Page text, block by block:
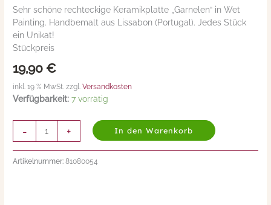
Sehr schöne rechteckige Keramikplatte „Garnelen“ in Wet
Painting. Handbemalt aus Lissabon (Portugal). Jedes Stück
ein Unikat!
Stückpreis
19,90€
inkl. 19 % MwSt. zzgl.Versandkosten
Verfügbarkeit: 7 vorrätig
-
x
14
cm,
ofenfest
Menge
+ In den Warenkorb
Artikelnummer:81080054